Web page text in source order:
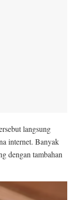
langsung
internet. Banyak
dengan tambahan